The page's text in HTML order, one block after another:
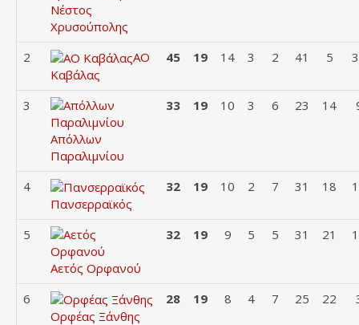
Νέστος
Χρυσούπολης
2
ΑΟ
Καβάλας
45 19 14 3 2 41 5
3
Απόλλων
Παραλιμνίου
33 19 10 3 6 23 14
4
Πανσερραϊκός
32 19 10 2 7 31 18
5
Αετός Ορφανού
32 19 9 5 5 31 21
6
Ορφέας Ξάνθης
28 19 8 4 7 25 22